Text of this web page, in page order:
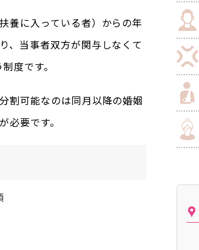
養に入っている者）からの年
、当事者双方が関与しなくて
度です。
割可能なのは同月以降の婚姻
要です。